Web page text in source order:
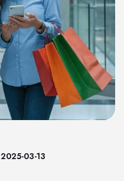
2025-03-13